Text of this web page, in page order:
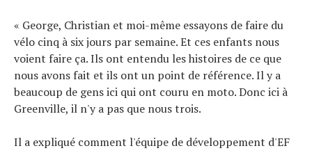
« George, Christian et moi-même essayons de faire du
vélo cinq à six jours par semaine. Et ces enfants nous
voient faire ça. Ils ont entendu les histoires de ce que
nous avons fait et ils ont un point de référence. Il y a
beaucoup de gens ici qui ont couru en moto. Donc ici à
Greenville, il n'y a pas que nous trois.
Il a expliqué comment l'équipe de développement d'EF